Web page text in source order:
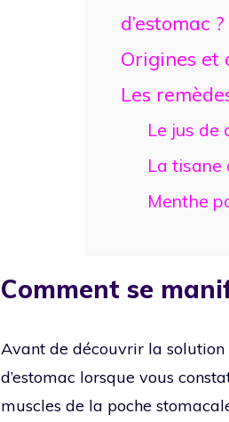
d’estomac ?
Origines et
Les
Le jus de
La tisane
Menthe
Comment se
Avant de découvrir la solution
d’estomac lorsque vous
muscles de la poche